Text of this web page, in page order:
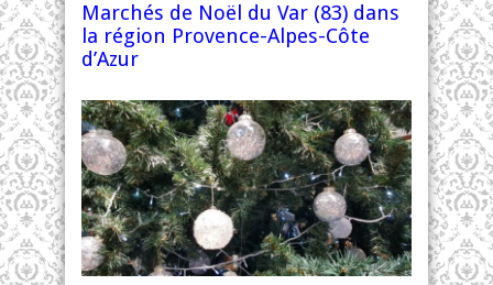
Marchés de Noël du Var (83) dans
la région Provence-Alpes-Côte
d’Azur